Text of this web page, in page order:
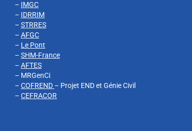
– IMGC
– IDRRIM
– STRRES
– AFGC
– Le Pont
– SHM-France
– AFTES
– MRGenCi
– COFREND – Projet END et Génie Civil
– CEFRACOR